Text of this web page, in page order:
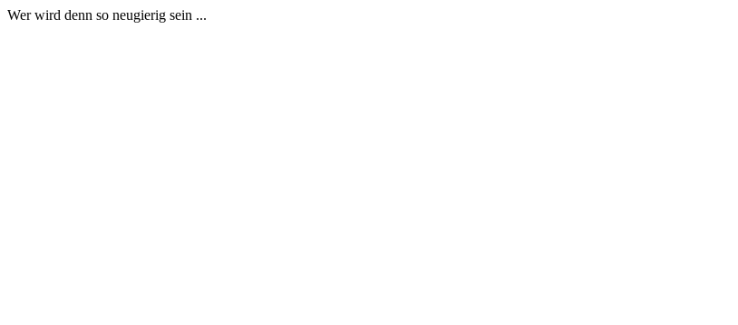
Wer wird denn so neugierig sein ...